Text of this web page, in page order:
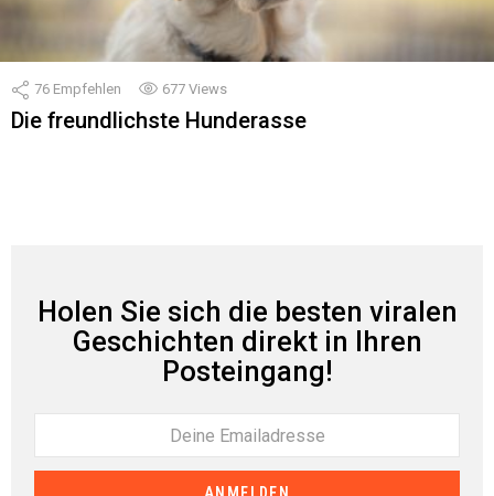
76 Empfehlen 677 Views
Die freundlichste Hunderasse
Holen Sie sich die besten viralen
Geschichten direkt in Ihren
Posteingang!